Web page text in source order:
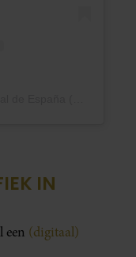
IN
een (digitaal)